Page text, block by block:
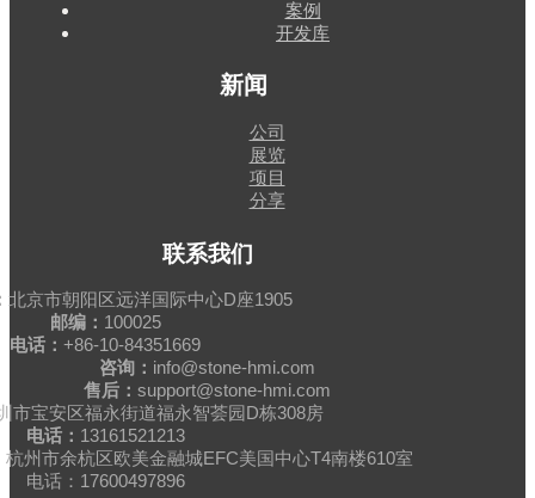
案例
开发库
新闻
公司
展览
项目
分享
联系我们
北京市朝阳区远洋国际中心D座1905
邮编： 100025
电话： +86-10-84351669
咨询： info@stone-hmi.com
售后： support@stone-hmi.com
市宝安区福永街道福永智荟园D栋308房
电话： 13161521213
杭州市余杭区欧美金融城EFC美国中心T4南楼610室
电话：17600497896